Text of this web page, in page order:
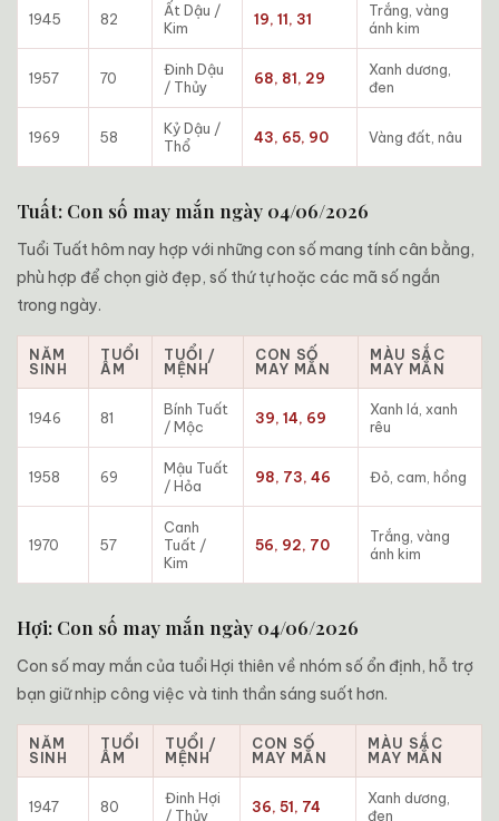
1945 82
Ất Dậu /
Kim
19, 11, 31
Trắng, vàng
ánh kim
1957 70
Đinh Dậu
/ Thủy
68, 81, 29
Xanh dương,
đen
1969 58
Kỷ Dậu /
Thổ
43, 65, 90 Vàng đất, nâu
Tuất: Con số may mắn ngày 04/06/2026
Tuổi Tuất hôm nay hợp với những con số mang tính cân bằng,
phù hợp để chọn giờ đẹp, số thứ tự hoặc các mã số ngắn
trong ngày.
NĂM
SINH
TUỔI
ÂM
TUỔI /
MỆNH
CON SỐ
MAY MẮN
MÀU SẮC
MAY MẮN
1946 81
Bính Tuất
/ Mộc
39, 14, 69
Xanh lá, xanh
rêu
1958 69
Mậu Tuất
/ Hỏa
98, 73, 46 Đỏ, cam, hồng
1970 57
Canh
Tuất /
Kim
56, 92, 70
Trắng, vàng
ánh kim
Hợi: Con số may mắn ngày 04/06/2026
Con số may mắn của tuổi Hợi thiên về nhóm số ổn định, hỗ trợ
bạn giữ nhịp công việc và tinh thần sáng suốt hơn.
NĂM
SINH
TUỔI
ÂM
TUỔI /
MỆNH
CON SỐ
MAY MẮN
MÀU SẮC
MAY MẮN
1947 80
Đinh Hợi
/ Thủy
36, 51, 74
Xanh dương,
đen